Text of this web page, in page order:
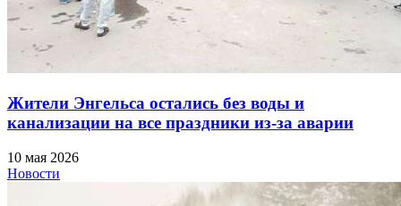
Жители Энгельса остались без воды и
канализации на все праздники из-за аварии
10 мая 2026
Новости